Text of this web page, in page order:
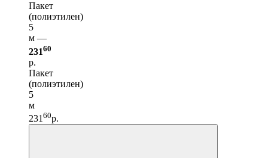
Пакет
(полиэтилен)
5
м —
23160
р.
Пакет
(полиэтилен)
5
м
231 60р.